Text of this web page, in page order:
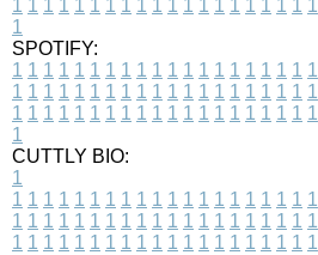
1 1 1 1 1 1 1 1 1 1 1 1 1 1 1 1 1 1 1 1
1
SPOTIFY:
1 1 1 1 1 1 1 1 1 1 1 1 1 1 1 1 1 1 1 1
1 1 1 1 1 1 1 1 1 1 1 1 1 1 1 1 1 1 1 1
1 1 1 1 1 1 1 1 1 1 1 1 1 1 1 1 1 1 1 1
1
CUTTLY BIO:
1
1 1 1 1 1 1 1 1 1 1 1 1 1 1 1 1 1 1 1 1
1 1 1 1 1 1 1 1 1 1 1 1 1 1 1 1 1 1 1 1
1 1 1 1 1 1 1 1 1 1 1 1 1 1 1 1 1 1 1 1